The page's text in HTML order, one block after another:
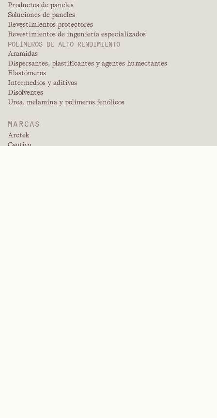
Productos de paneles
Soluciones de paneles
Revestimientos protectores
Revestimientos de ingeniería especializados
POLÍMEROS DE ALTO RENDIMIENTO
Aramidas
Dispersantes, plastificantes y agentes humectantes
Elastómeros
Intermedios y aditivos
Disolventes
Urea, melamina y polímeros fenólicos
MARCAS
Arctek
Cautivo